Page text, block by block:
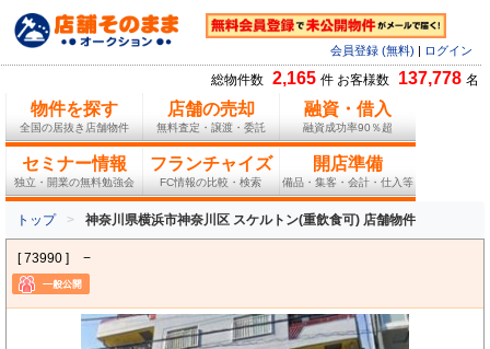
会員登録 (無料) ログイン
総物件数 2,165 件 お客様数 137,778 名
物件を探す
全国の居抜き店舗物件
店舗の売却
無料査定・譲渡・委託
融資・借入
融資成功率90％超
セミナー情報
独立・開業の無料勉強会
フランチャイズ
FC情報の比較・検索
開店準備
備品・集客・会計・仕入等
トップ 神奈川県横浜市神奈川区 スケルトン(重飲食可) 店舗物件
[ 73990 ] −